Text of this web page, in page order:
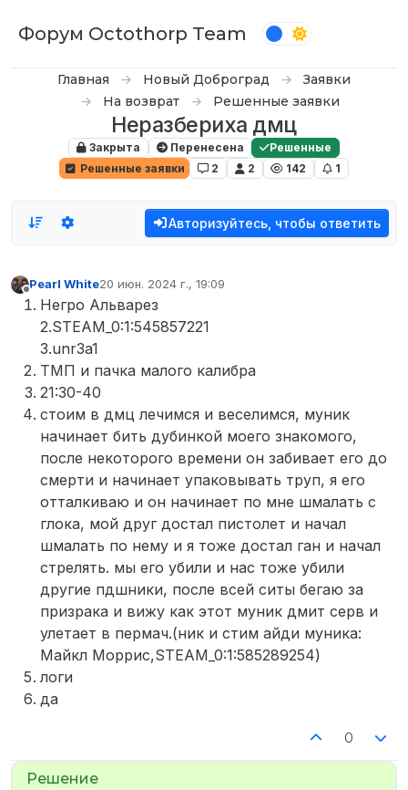
Форум Octothorp Team
Главная Новый Доброград
Заявки
На возврат
Решенные заявки
Неразбериха дмц
Закрыта Перенесена
Решенные
Решенные заявки
2 2 142 1
Авторизуйтесь, чтобы ответить
Не в сети
Pearl White20 июн. 2024 г., 19:09
отредактировано
Негро Альварез
2.STEAM_0:1:545857221
3.unr3a1
ТМП и пачка малого калибра
21:30-40
стоим в дмц лечимся и веселимся, муник
начинает бить дубинкой моего знакомого,
после некоторого времени он забивает его до
смерти и начинает упаковывать труп, я его
отталкиваю и он начинает по мне шмалать с
глока, мой друг достал пистолет и начал
шмалать по нему и я тоже достал ган и начал
стрелять. мы его убили и нас тоже убили
другие пдшники, после всей ситы бегаю за
призрака и вижу как этот муник дмит серв и
улетает в пермач.(ник и стим айди муника:
Майкл Моррис,STEAM_0:1:585289254)
логи
да
0